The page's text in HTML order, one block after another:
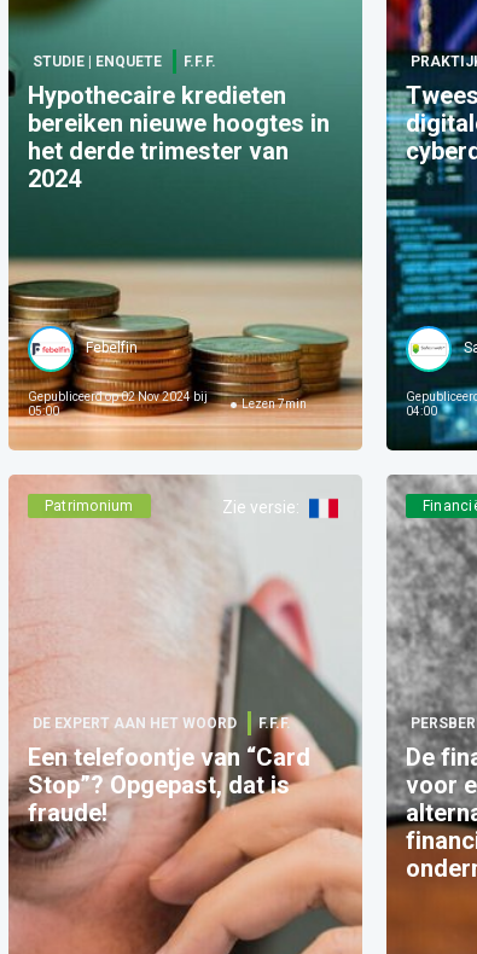
STUDIE | ENQUETE F.F.F.
Hypothecaire kredieten
bereiken nieuwe hoogtes in
het derde trimester van
2024
Febelfin
Gepubliceerd op02 Nov 2024 bij
05:00
Lezen7min
04:00
Patrimonium Zie versie:
DE EXPERT AAN HET WOORD F.F.F.
Een telefoontje van “Card
Stop”? Opgepast, dat is
fraude!
De
voor